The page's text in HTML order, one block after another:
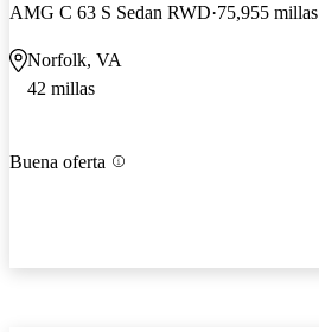
AMG C 63 S Sedan RWD 75,955 millas
Norfolk, VA
42 millas
Buena oferta